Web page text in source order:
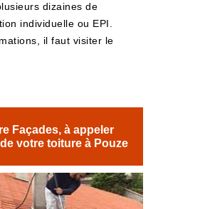
dizaines de
individuelle ou EPI.
il faut visiter le
Façades, à appeler
votre toiture à Pouze